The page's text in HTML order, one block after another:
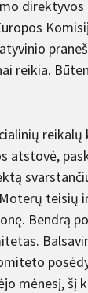
reikia.
atstovė,
teisių
Bendrą
mėnesį, šį